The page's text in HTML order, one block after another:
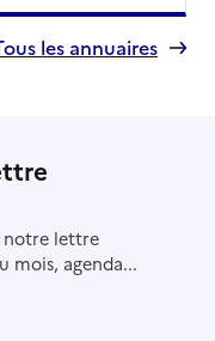
les annuaires
notre lettre
mois, agenda...